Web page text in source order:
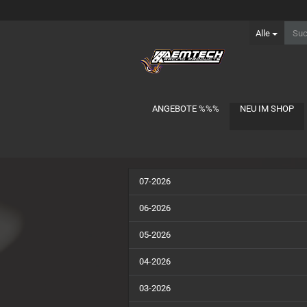
Alle
ANGEBOTE %%% NEU IM SHOP
Hobbywing
Kyosho
Schumacher
07-2026
06-2026
05-2026
04-2026
03-2026